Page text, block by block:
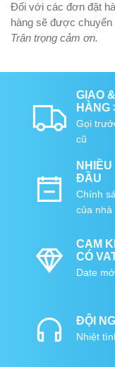
Đối với các đơn đặt
hàng sẽ được chuyển
Trân trọng cảm ơn.
GIAO
HÀNG
Gọi
cũ
ĐẦU
Chính
của nhà
CAM
CÓ
Date
ĐỘI
Nhiệt